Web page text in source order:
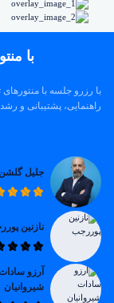
با
با رزرو جلسه با
راهنمایی، پشتیبانی و
جلیل گلشن
نازنین
آرزو
شیروانیان